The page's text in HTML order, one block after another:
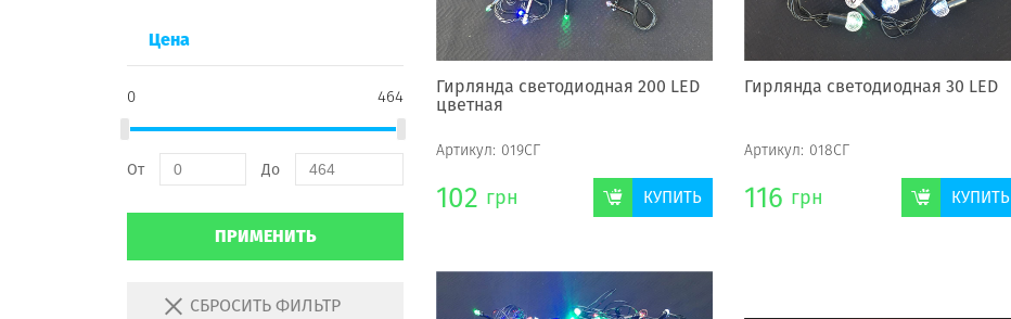
Цена
0 464
От До
ПРИМЕНИТЬ
СБРОСИТЬ ФИЛЬТР
Гирлянда светодиодная 200 LED
цветная
Артикул: 019СГ
102 грн КУПИТЬ
Гирлянда светодиодная 30 LED
Артикул: 018СГ
116 грн КУПИТЬ